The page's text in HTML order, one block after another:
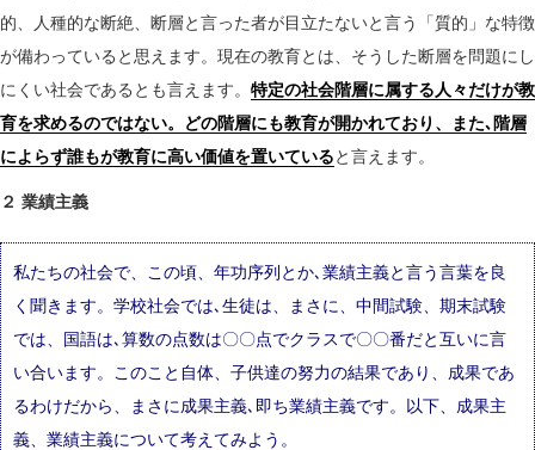
的、人種的な断絶、断層と言った者が目立たないと言う「質的」な特徴
が備わっていると思えます。現在の教育とは、そうした断層を問題にし
にくい社会であるとも言えます。 特定の社会階層に属する人々だけが教
育を求めるのではない。どの階層にも教育が開かれており、また､階層
によらず誰もが教育に高い価値を置いていると言えます。
２ 業績主義
私たちの社会で、この頃、年功序列とか､業績主義と言う言葉を良
く聞きます。学校社会では､生徒は、まさに、中間試験、期末試験
では、国語は､算数の点数は〇〇点でクラスで〇〇番だと互いに言
い合います。このこと自体、子供達の努力の結果であり、成果であ
るわけだから、まさに成果主義､即ち業績主義です。以下、成果主
義、業績主義について考えてみよう。